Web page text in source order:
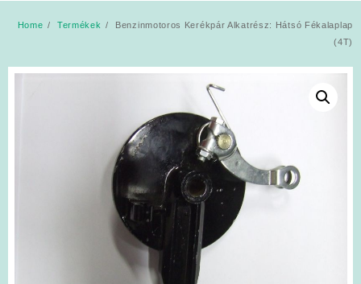
Home Termékek
Benzinmotoros Kerékpár Alkatrész: Hátsó Fékalaplap
(4T)